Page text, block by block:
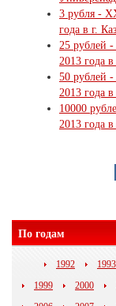
3 рубля -
года в г.
25 рублей
2013 года
50 рублей
2013 года
10000
2013 года
По годам
1992 1993
1999
2000